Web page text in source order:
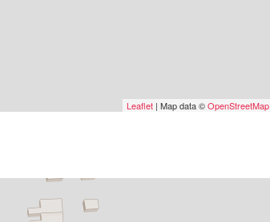
Leaflet | Map data ©OpenStreetMap